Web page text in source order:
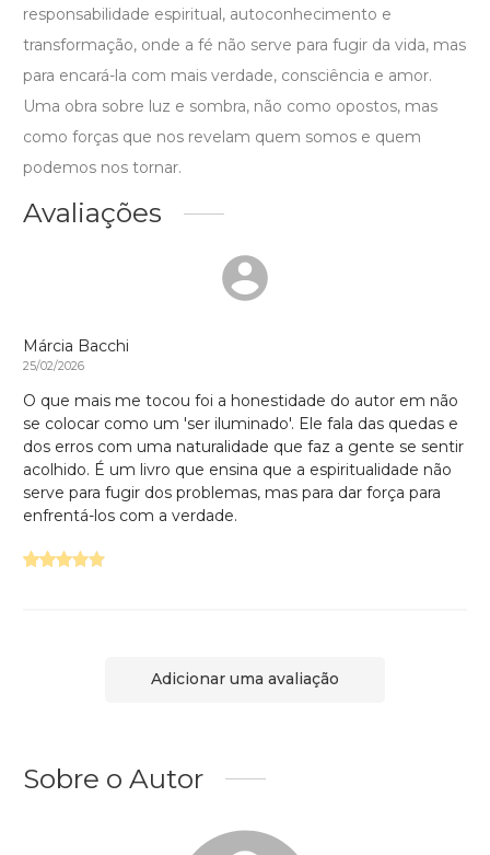
responsabilidade espiritual, autoconhecimento e
transformação, onde a fé não serve para fugir da vida, mas
para encará-la com mais verdade, consciência e amor.
Uma obra sobre luz e sombra, não como opostos, mas
como forças que nos revelam quem somos e quem
podemos nos tornar.
Avaliações
Márcia Bacchi
25/02/2026
O que mais me tocou foi a honestidade do autor em não
se colocar como um 'ser iluminado'. Ele fala das quedas e
dos erros com uma naturalidade que faz a gente se sentir
acolhido. É um livro que ensina que a espiritualidade não
serve para fugir dos problemas, mas para dar força para
enfrentá-los com a verdade.
Adicionar uma avaliação
Sobre o Autor